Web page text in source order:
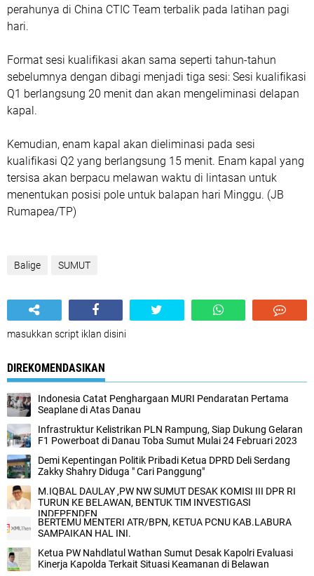
perahunya di China CTIC Team terbalik pada latihan pagi
hari.
Format sesi kualifikasi akan sama seperti tahun-tahun
sebelumnya dengan dibagi menjadi tiga sesi: Sesi kualifikasi
Q1 berlangsung 20 menit dan akan mengeliminasi delapan
kapal.
Kemudian, enam kapal akan dieliminasi pada sesi
kualifikasi Q2 yang berlangsung 15 menit. Enam kapal yang
tersisa akan berpacu melawan waktu di lintasan untuk
menentukan posisi pole untuk balapan hari Minggu. (JB
Rumapea/TP)
Balige SUMUT
masukkan script iklan disini
DIREKOMENDASIKAN
Indonesia Catat Penghargaan MURI Pendaratan Pertama
Seaplane di Atas Danau
Infrastruktur Kelistrikan PLN Rampung, Siap Dukung Gelaran
F1 Powerboat di Danau Toba Sumut Mulai 24 Februari 2023
Demi Kepentingan Politik Pribadi Ketua DPRD Deli Serdang
Zakky Shahry Diduga " Cari Panggung"
M.IQBAL DAULAY ,PW NW SUMUT DESAK KOMISI III DPR RI
TURUN KE BELAWAN, BENTUK TIM INVESTIGASI
INDEPENDEN
BERTEMU MENTERI ATR/BPN, KETUA PCNU KAB.LABURA
SAMPAIKAN HAL INI.
Ketua PW Nahdlatul Wathan Sumut Desak Kapolri Evaluasi
Kinerja Kapolda Terkait Situasi Keamanan di Belawan